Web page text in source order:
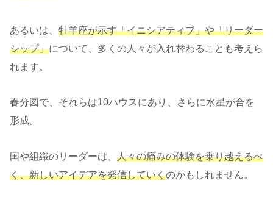
あるいは、 牡羊座が示す「イニシアティブ」や「リーダー
シップ」について、多くの人々が入れ替わることも考えら
れます。
春分図で、それらは10ハウスにあり、さらに水星が合を
形成。
国や組織のリーダーは、 人々の痛みの体験を乗り越えるべ
く、新しいアイデアを発信していくのかもしれません。